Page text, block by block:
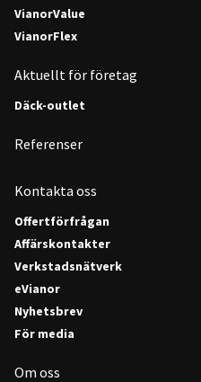
VianorValue
VianorFlex
Aktuellt för företag
Däck-outlet
Referenser
Kontakta oss
Offertförfrågan
Affärskontakter
Verkstadsnätverk
eVianor
Nyhetsbrev
För media
Om oss